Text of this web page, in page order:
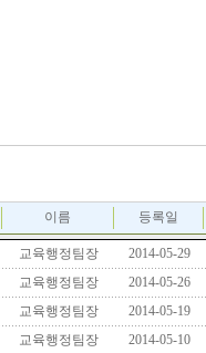
이름 등록일
교육행정팀장 2014-05-29
교육행정팀장 2014-05-26
교육행정팀장 2014-05-19
교육행정팀장 2014-05-10